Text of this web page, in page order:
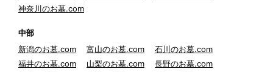
神奈川のお墓.com
中部
新潟のお墓.com
富山のお墓.com
石川のお墓.com
福井のお墓.com
山梨のお墓.com
長野のお墓.com